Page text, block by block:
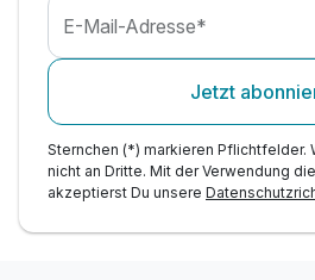
E-Mail-Adresse*
Jetzt
Sternchen (*) markieren Pflichtfelder.
nicht an Dritte. Mit der Verwendung
akzeptierst Du unsere